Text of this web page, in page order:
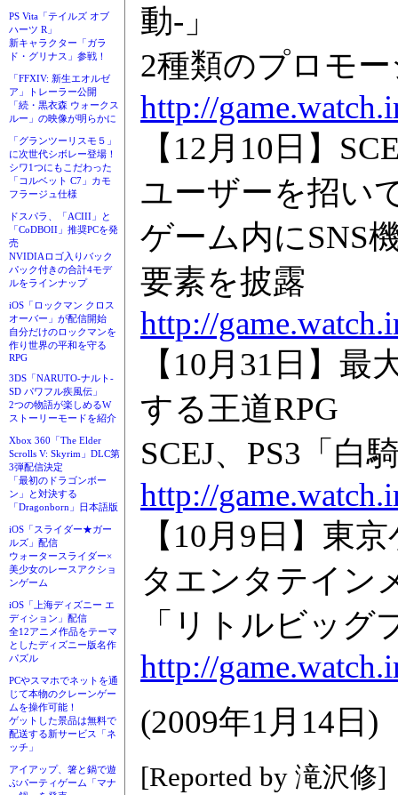
PS Vita「テイルズ オブ
ハーツ R」
新キャラクター「ガラ
ド・グリナス」参戦！
「FFXIV: 新生エオルゼ
ア」トレーラー公開
「続・黒衣森 ウォークス
ルー」の映像が明らかに
「グランツーリスモ５」
に次世代シボレー登場！
シワ1つにもこだわった
「コルベット C7」カモ
フラージュ仕様
ドスパラ、「ACIII」と
「CoDBOII」推奨PCを発
売
NVIDIAロゴ入りバック
パック付きの合計4モデ
ルをラインナップ
iOS「ロックマン クロス
オーバー」が配信開始
自分だけのロックマンを
作り世界の平和を守る
RPG
3DS「NARUTO-ナルト-
SD パワフル疾風伝」
2つの物語が楽しめるW
ストーリーモードを紹介
Xbox 360「The Elder
Scrolls V: Skyrim」DLC第
3弾配信決定
「最初のドラゴンボー
ン」と対決する
「Dragonborn」日本語版
iOS「スライダー★ガー
ルズ」配信
ウォータースライダー×
美少女のレースアクショ
ンゲーム
iOS「上海ディズニー エ
ディション」配信
全12アニメ作品をテーマ
としたディズニー版名作
パズル
PCやスマホでネットを通
じて本物のクレーンゲー
ムを操作可能！
ゲットした景品は無料で
配送する新サービス「ネ
ッチ」
アイアップ、箸と鍋で遊
ぶパーティゲーム「マナ
動-」
2種類のプロモ
http://
【12月10日】
ユーザーを招い
ゲーム内にSNS
要素を披露
http://
【10月31日】
する王道RPG
SCEJ、PS3「白
http://
【10月9日】東
タエンタテイン
「リトルビッグ
http://
(2009年1月14日)
[Reported by 滝沢修]